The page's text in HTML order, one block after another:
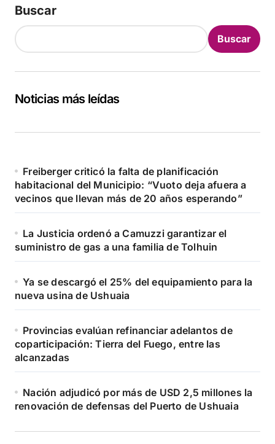
Buscar
Buscar
Noticias más leídas
Freiberger criticó la falta de planificación
habitacional del Municipio: “Vuoto deja afuera a
vecinos que llevan más de 20 años esperando”
La Justicia ordenó a Camuzzi garantizar el
suministro de gas a una familia de Tolhuin
Ya se descargó el 25% del equipamiento para la
nueva usina de Ushuaia
Provincias evalúan refinanciar adelantos de
coparticipación: Tierra del Fuego, entre las
alcanzadas
Nación adjudicó por más de USD 2,5 millones la
renovación de defensas del Puerto de Ushuaia